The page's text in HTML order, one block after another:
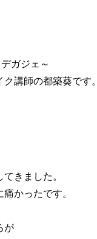
ガジェ～
講師の都築葵です。
きました。
かったです。
が